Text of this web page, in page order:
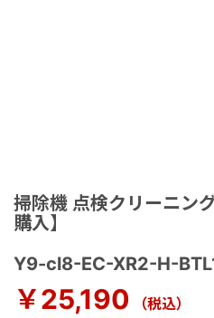
掃除機 点検クリーニン
購入】
Y9-cl8-EC-XR2-H-
￥25,190 （税込）